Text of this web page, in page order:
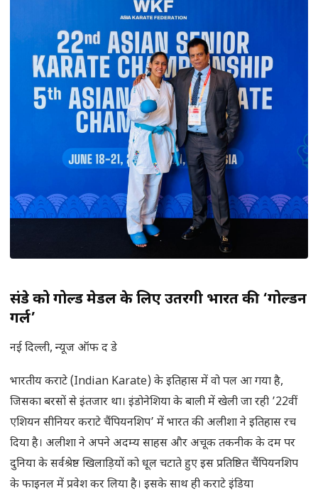
संडे को गोल्ड मेडल के लिए उतरेंगी भारत की ‘गोल्डन
गर्ल’
नई दिल्ली, न्यूज ऑफ द डे
भारतीय कराटे (Indian Karate) के इतिहास में वो पल आ गया है,
जिसका बरसों से इंतजार था। इंडोनेशिया के बाली में खेली जा रही ’22वीं
एशियन सीनियर कराटे चैंपियनशिप’ में भारत की अलीशा ने इतिहास रच
दिया है। अलीशा ने अपने अदम्य साहस और अचूक तकनीक के दम पर
दुनिया के सर्वश्रेष्ठ खिलाड़ियों को धूल चटाते हुए इस प्रतिष्ठित चैंपियनशिप
के फाइनल में प्रवेश कर लिया है। इसके साथ ही कराटे इंडिया